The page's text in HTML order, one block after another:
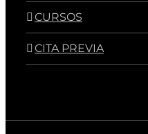
CURSOS
CITA PREVIA